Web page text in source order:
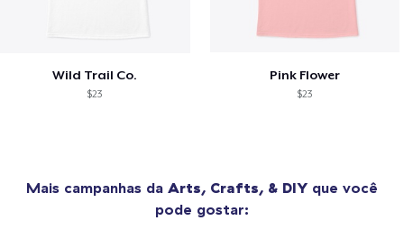
Wild Trail Co.
$23
Pink Flower
$23
Mais campanhas da Arts, Crafts, & DIY que você
pode gostar: